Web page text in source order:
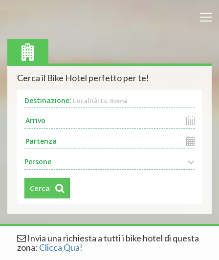
Cerca il Bike Hotel perfetto per te!
Destinazione: Località: Es. Roma
Persone
Cerca
Invia una richiesta a tutti i bike hotel di questa
zona: Clicca Qua!